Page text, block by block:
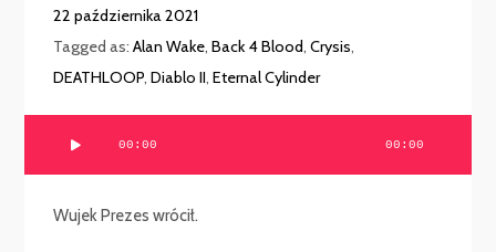
22 października 2021
Tagged as:Alan Wake,Back 4 Blood,Crysis,
DEATHLOOP,Diablo II,Eternal Cylinder
00:00 00:00
Wujek Prezes wrócił.